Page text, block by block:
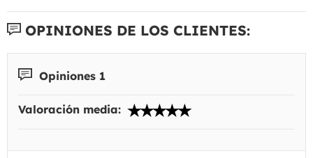
OPINIONES DE LOS CLIENTES:
Opiniones 1
Valoración media: